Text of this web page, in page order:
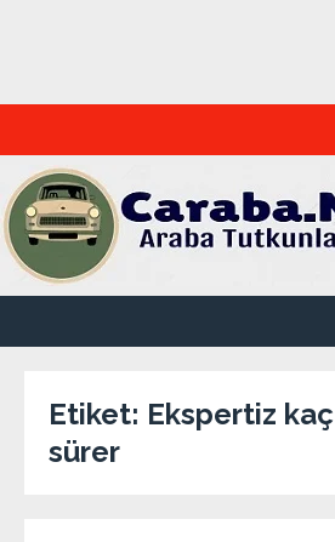
Etiket: Ekspertiz
sürer